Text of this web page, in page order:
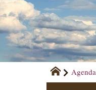
Agenda